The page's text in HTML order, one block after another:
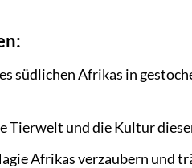
südlichen Afrikas in
Tierwelt und die Kultur
Afrikas verzaubern und